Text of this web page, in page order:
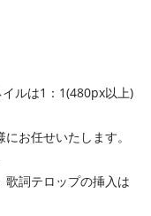
ルは1：1(480px以上)
お任せいたします。
歌詞テロップの挿入は